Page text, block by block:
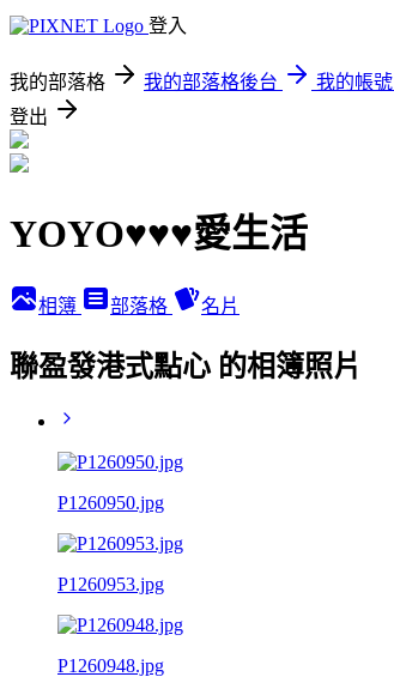
登入
我的部落格 我的部落格後台
我的帳號
登出
YOYO♥♥♥愛生活
相簿 部落格 名片
聯盈發港式點心 的相簿照片
P1260950.jpg
P1260953.jpg
P1260948.jpg